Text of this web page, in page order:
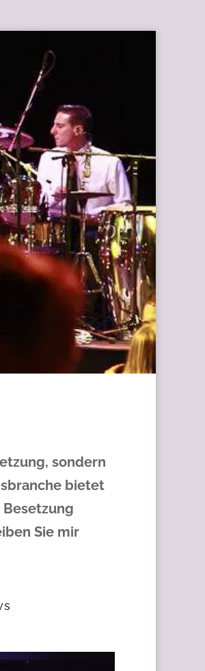
sondern
bietet
Sie mir